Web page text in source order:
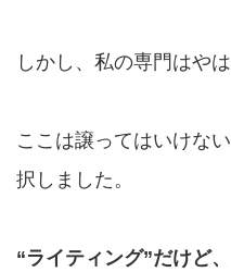
しかし、私の専門はや
ここは譲ってはいけな
択しました。
“ライティング”だけど